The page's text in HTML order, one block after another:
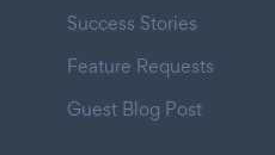
Success Stories
Feature Requests
Guest Blog Post